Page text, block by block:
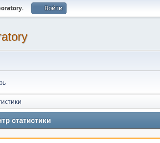
. Войти
статистики